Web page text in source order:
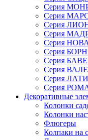
Серия
Серия
Серия
Серия
Серия
Серия
Серия
Серия
Серия
Серия
Декоративные
Колонки
Колонки
Флюгеры
Колпаки на